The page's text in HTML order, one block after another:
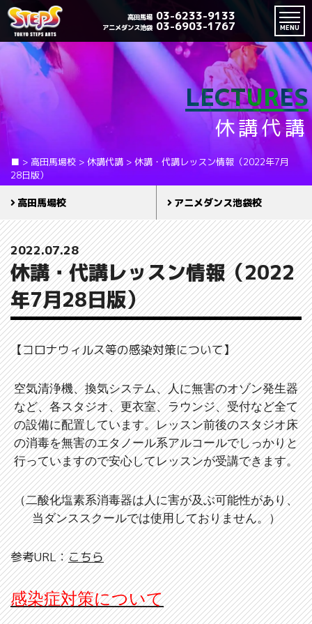
高田馬場 03-6233-9133
アニメダンス池袋 03-6903-1767 MENU
LECTURES
休講代講
■ > 高田馬場校 > 休講代講 > 休講・代講レッスン情報（2022年7月
28日版）
高田馬場校 アニメダンス池袋校
2022.07.28
休講・代講レッスン情報（2022
年7月28日版）
【コロナウィルス等の感染対策について】
空気清浄機、換気システム、人に無害のオゾン発生器
など、各スタジオ、更衣室、ラウンジ、受付など全て
の設備に配置しています。レッスン前後のスタジオ床
の消毒を無害のエタノール系アルコールでしっかりと
行っていますので安心してレッスンが受講できます。
（二酸化塩素系消毒器は人に害が及ぶ可能性があり、
当ダンススクールでは使用しておりません。）
参考URL：こちら
感染症対策について